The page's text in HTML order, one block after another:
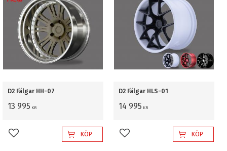
D2 Fälgar HH-07
13 995 KR
Lägg till i favoriterKÖP
D2 Fälgar HLS-01
14 995 KR
Lägg till i favoriterKÖP